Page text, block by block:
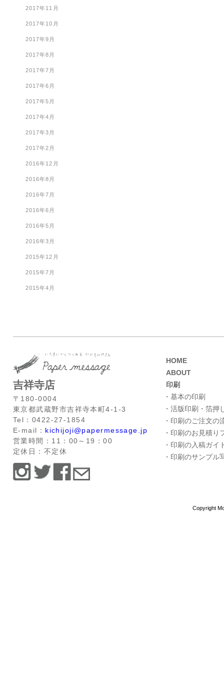
2017年11月
2017年10月
2017年9月
2017年8月
2017年7月
2017年6月
2017年5月
2017年4月
2017年3月
2017年2月
2016年12月
2016年8月
2016年7月
2016年6月
2016年5月
2016年3月
2015年12月
2015年7月
2015年4月
吉祥寺店
〒180-0004
東京都武蔵野市吉祥寺本町4-1-3
Tel：0422-27-1854
E-mail： kichijoji@papermessage.jp
営業時間：11：00～19：00
定休日：不定休
HOME
ABOUT
印刷
・基本の印刷
・活版印刷・箔押
・印刷のご注文の
・印刷のお見積り
・印刷の入稿ガイ
・印刷のサンプル
Copyright